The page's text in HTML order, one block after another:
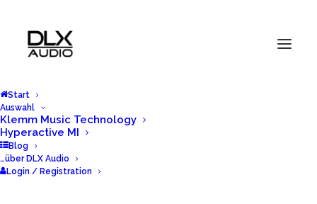
Start
Auswahl
Klemm Music Technology
Hyperactive MI
Blog
…über DLX Audio
Login / Registration